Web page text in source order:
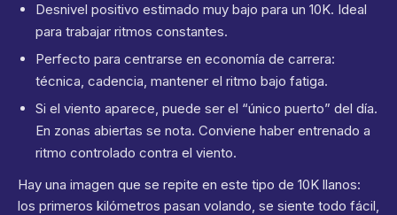
Desnivel positivo estimado muy bajo para un 10K. Ideal
para trabajar ritmos constantes.
Perfecto para centrarse en economía de carrera:
técnica, cadencia, mantener el ritmo bajo fatiga.
Si el viento aparece, puede ser el “único puerto” del día.
En zonas abiertas se nota. Conviene haber entrenado a
ritmo controlado contra el viento.
Hay una imagen que se repite en este tipo de 10K llanos:
los primeros kilómetros pasan volando, se siente todo fácil,